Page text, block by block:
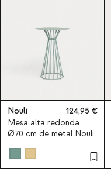
Nouli
124,95
Mesa alta redonda
Ø70 cm de metal Nouli